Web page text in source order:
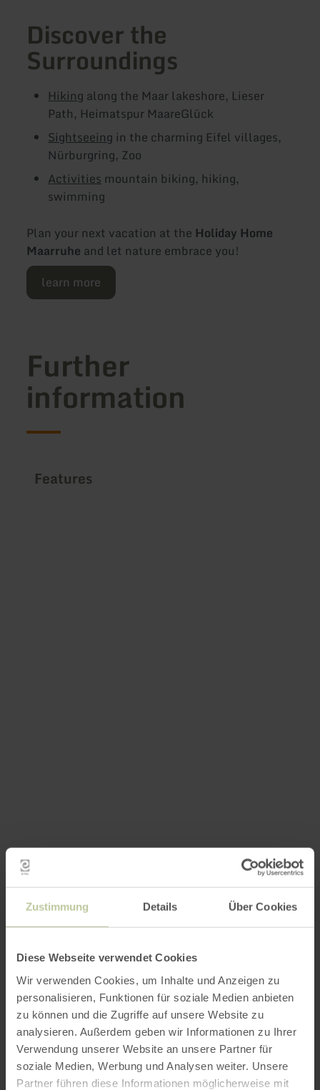
Zustimmung Details Über Cookies
Diese Webseite verwendet Cookies
Wir verwenden Cookies, um Inhalte und Anzeigen zu
personalisieren, Funktionen für soziale Medien anbieten
zu können und die Zugriffe auf unsere Website zu
analysieren. Außerdem geben wir Informationen zu Ihrer
Verwendung unserer Website an unsere Partner für
soziale Medien, Werbung und Analysen weiter. Unsere
Partner führen diese Informationen möglicherweise mit
Discover the
Surroundings
Hiking along the Maar lakeshore, Lieser
Path, Heimatspur MaareGlück
Sightseeing in the charming Eifel villages,
Nürburgring, Zoo
Activities mountain biking, hiking,
swimming
Plan your next vacation at the Holiday Home
Maarruhe and let nature embrace you!
learn more
Further
information
Features